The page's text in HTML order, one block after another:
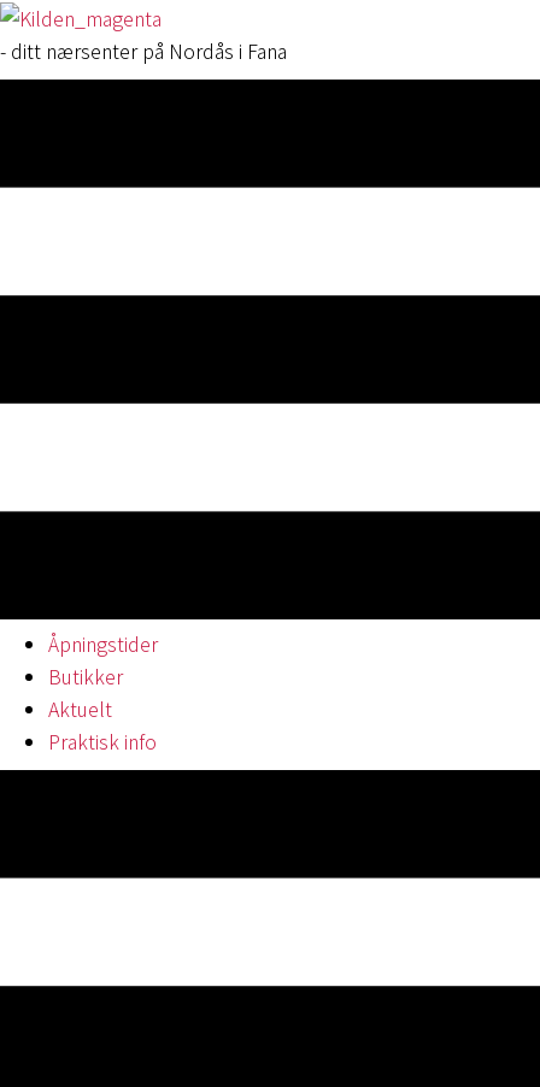
- ditt nærsenter på Nordås i Fana
Åpningstider
Butikker
Aktuelt
Praktisk info